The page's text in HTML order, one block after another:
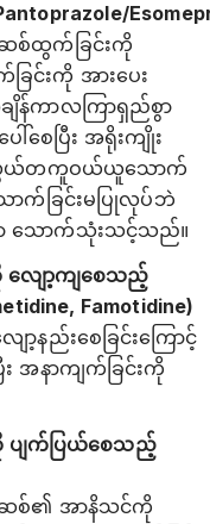
စ်ထွက်ခြင်းကို
ြင်းကို အားပေး
န်ကာလကြာရှည်စွာ
ါ်စေပြီး အရိုးကျိုး
အလွယ်တကူဝယ်ယူသောက်
ာက်ခြင်းမပြုလုပ်ဘဲ
သောက်သုံးသင့်သည်။
ျော့ကျစေသည့်
Famotidine)
ည်းစေခြင်းကြောင့်
အနာကျက်ခြင်းကို
ျက်ပြယ်‌စေသည့်
စ်၏ အာနိသင်ကို